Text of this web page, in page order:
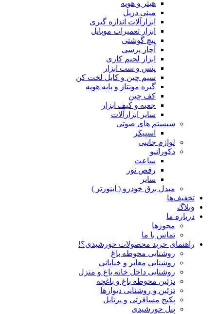
هیتر و هویه
مینی دریل
ابزارآلات اندازه گیری
ابزار تعمیرات موبایل
پیچ گوشتی
آچار پرسی
ابزار لحیم کاری
پنس و ست ابزار
سیم چین و کابل لخت کن
گیره مونتاژ و پایه هویه
کف چین
جعبه و کیف ابزار
سایر ابزارآلات
سیستم های صوتی
اسپیکر
لوازم جانبی
دکوراتیو
ساعت
رقص نور
سایر
مبدل برق خودرو ( اینورتر )
تخفیف‌ها
وبلاگ
درباره ما
مجوزها
تماس با ما
راهنمای خرید محصولات خورشیدی؟!
روشنایی محوطه باغ
روشنایی معابر و خیابانی
روشنایی داخل خانه باغ و منزل
تزئین محوطه باغ و باغچه
تزئین و روشنایی دیوارها
پکیج مسافرتی و پرتابل
پنل خورشیدی